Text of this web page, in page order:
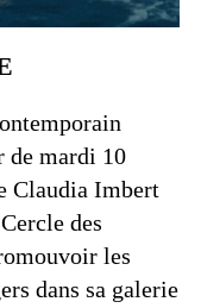
de mardi 10
Claudia Imbert
des
les
dans sa galerie